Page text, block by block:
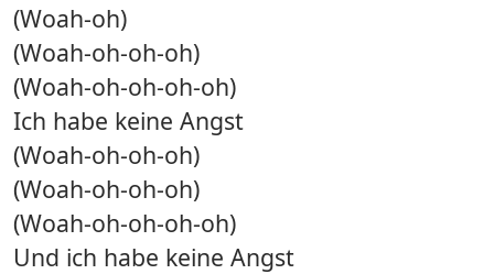
(Woah-oh)
(Woah-oh-oh-oh)
(Woah-oh-oh-oh-oh)
Ich habe keine Angst
(Woah-oh-oh-oh)
(Woah-oh-oh-oh)
(Woah-oh-oh-oh-oh)
Und ich habe keine Angst